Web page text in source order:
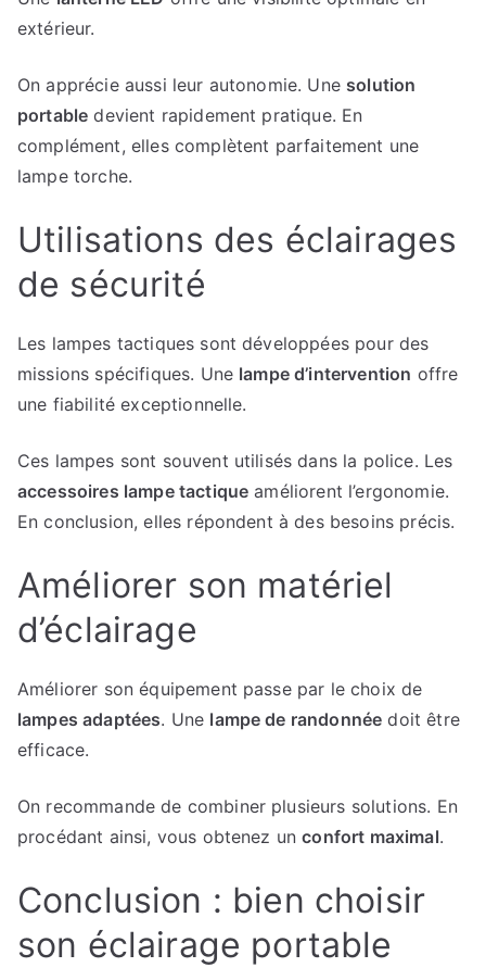
extérieur.
On apprécie aussi leur autonomie. Une solution
portable devient rapidement pratique. En
complément, elles complètent parfaitement une
lampe torche.
Utilisations des éclairages
de sécurité
Les lampes tactiques sont développées pour des
missions spécifiques. Une lampe d’intervention offre
une fiabilité exceptionnelle.
Ces lampes sont souvent utilisés dans la police. Les
accessoires lampe tactique améliorent l’ergonomie.
En conclusion, elles répondent à des besoins précis.
Améliorer son matériel
d’éclairage
Améliorer son équipement passe par le choix de
lampes adaptées. Une lampe de randonnée doit être
efficace.
On recommande de combiner plusieurs solutions. En
procédant ainsi, vous obtenez unconfort maximal.
Conclusion : bien choisir
son éclairage portable